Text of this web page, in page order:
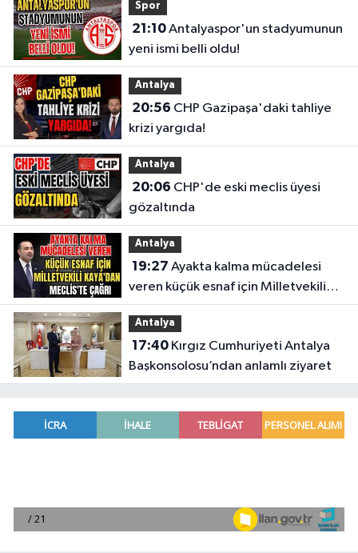
Spor
21:10Antalyaspor'un stadyumunun
yeni ismi belli oldu!
Antalya
20:56
krizi yargıda!
Antalya
20:06
gözaltında
Antalya
19:27
veren küçük esnaf için Milletvekili
Kaya'dan Meclis'te çağrı
Antalya
17:40Kırgız Cumhuriyeti Antalya
Başkonsolosu’ndan anlamlı ziyaret